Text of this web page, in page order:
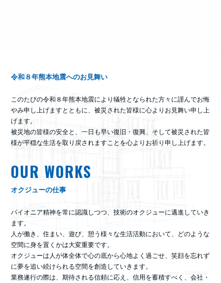
令和８年熊本地震へのお見舞い
このたびの令和８年熊本地震により犠牲となられた方々に謹んでお悔
やみ申し上げますとともに、被災された皆様に心よりお見舞い申し上
げます。
被災地の皆様の安全と、一日も早い復旧・復興、そして被災された皆
様が平穏な生活を取り戻されますことを心よりお祈り申し上げます。
OUR WORKS
オクジューの仕事
パイオニア精神を常に認識しつつ、技術のオクジューに邁進していき
ます。
人が働き、住まい、遊び、憩う様々な生活活動において、どのような
空間に身を置くかは大変重要です。
オクジューは人が体全体で心の底から心地よく過ごせ、笑顔を忘れず
に夢を追い続けられる空間を創造していきます。
業務遂行の際は、期待される信頼に応え、信用を蓄積すべく、会社・